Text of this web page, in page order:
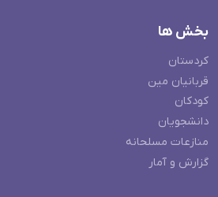
بخش ها
کردستان
قربانیان مین
کودکان
دانشجویان
منازعات مسلحانه
گزارش و آمار